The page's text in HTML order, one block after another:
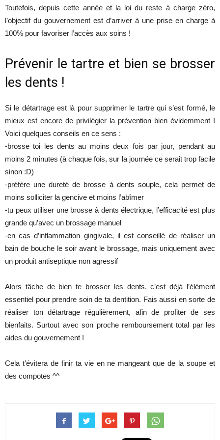
Toutefois, depuis cette année et la loi du reste à charge zéro,
l’objectif du gouvernement est d’arriver à une prise en charge à
100% pour favoriser l’accès aux soins !
Prévenir le tartre et bien se brosser
les dents !
Si le détartrage est là pour supprimer le tartre qui s’est formé, le
mieux est encore de privilégier la prévention bien évidemment !
Voici quelques conseils en ce sens :
-brosse toi les dents au moins deux fois par jour, pendant au
moins 2 minutes (à chaque fois, sur la journée ce serait trop facile
sinon :D)
-préfère une dureté de brosse à dents souple, cela permet de
moins solliciter la gencive et moins l’abîmer
-tu peux utiliser une brosse à dents électrique, l’efficacité est plus
grande qu’avec un brossage manuel
-en cas d’inflammation gingivale, il est conseillé de réaliser un
bain de bouche le soir avant le brossage, mais uniquement avec
un produit antiseptique non agressif
Alors tâche de bien te brosser les dents, c’est déjà l’élément
essentiel pour prendre soin de ta dentition. Fais aussi en sorte de
réaliser ton détartrage régulièrement, afin de profiter de ses
bienfaits. Surtout avec son proche remboursement total par les
aides du gouvernement !
Cela t’évitera de finir ta vie en ne mangeant que de la soupe et
des compotes ^^